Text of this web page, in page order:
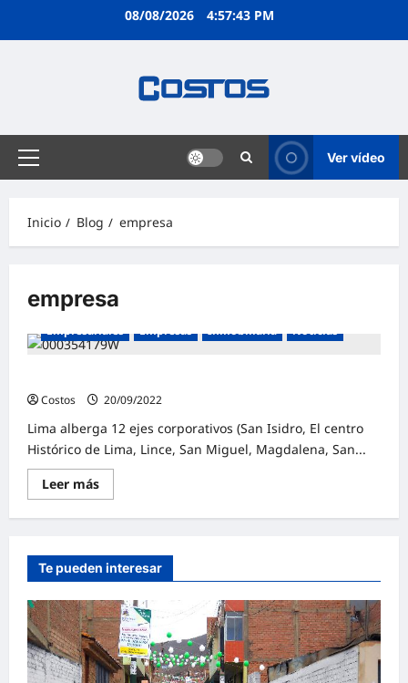
08/08/2026 4:57:43 PM
Ver vídeo
Inicio Blog empresa
empresa
Empresariales Empresas Inmobiliaria Noticias
Costos
20/09/2022
Lima alberga 12 ejes corporativos (San Isidro, El centro
Histórico de Lima, Lince, San Miguel, Magdalena, San...
Leer más
Te pueden interesar